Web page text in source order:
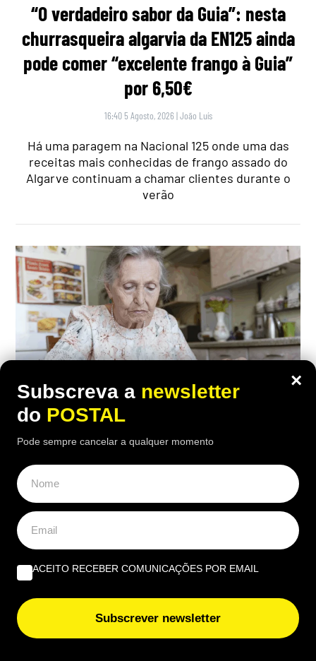
“O verdadeiro sabor da Guia”: nesta
churrasqueira algarvia da EN125 ainda
pode comer “excelente frango à Guia”
por 6,50€
16:40 5 Agosto, 2026 |João Luís
Há uma paragem na Nacional 125 onde uma das
receitas mais conhecidas de frango assado do
Algarve continuam a chamar clientes durante o
verão
“Considero insuficiente”: reformada de
67 anos recebe 1.790€ mas considera a
enfermagem, a reformada francesa recebe 1.790
euros brutos por mês, mas considera o valor
insuficiente
×
Subscreva a newsletter
do POSTAL
Pode sempre cancelar a qualquer momento
ACEITO RECEBER COMUNICAÇÕES POR EMAIL
Subscrever newsletter